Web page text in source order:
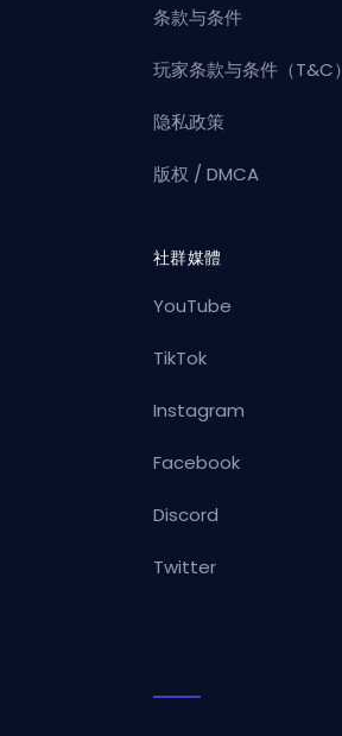
条款与条件
玩家条款与条件（T&C）
隐私政策
版权 / DMCA
社群媒體
YouTube
TikTok
Instagram
Facebook
Discord
Twitter